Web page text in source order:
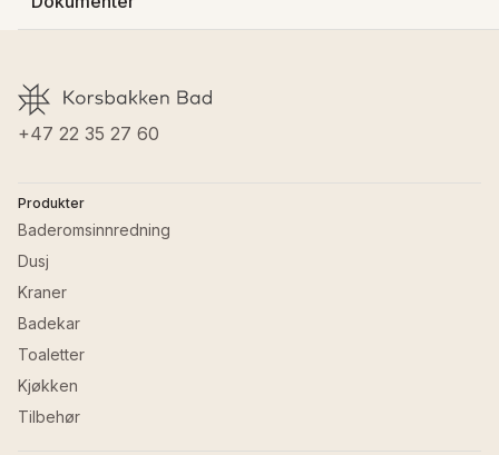
Lagerstatus:Ikke på lager
+47 22 35 27 60
Produkter
Baderomsinnredning
Dusj
Kraner
Badekar
Toaletter
Kjøkken
Tilbehør